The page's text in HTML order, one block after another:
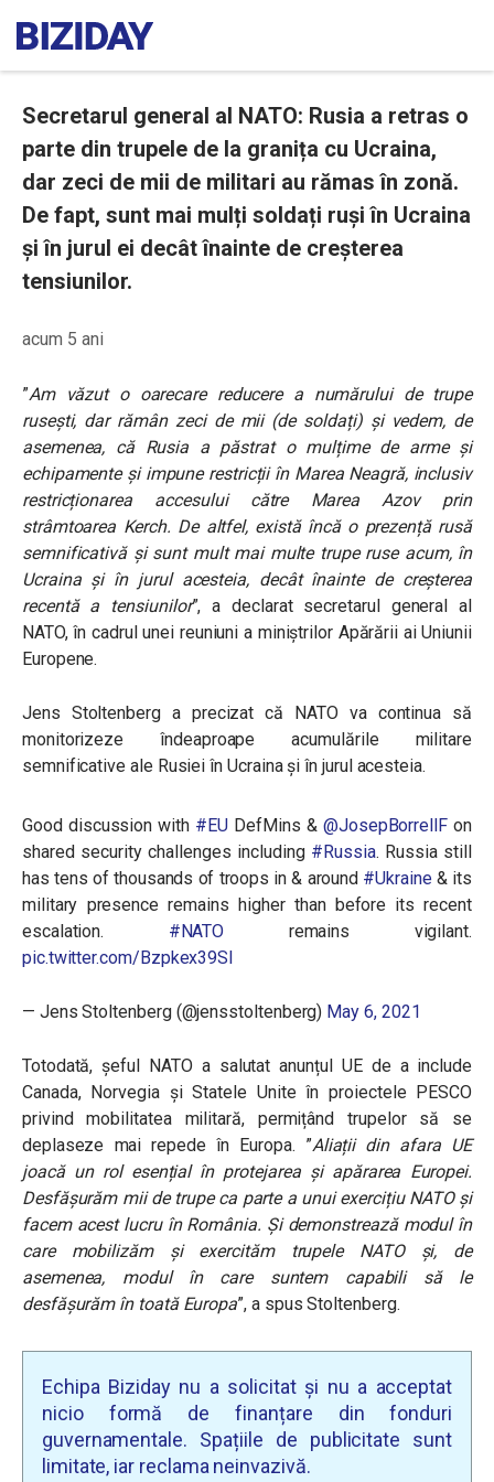
Secretarul general al NATO: Rusia a retras o
parte din trupele de la granița cu Ucraina,
dar zeci de mii de militari au rămas în zonă.
De fapt, sunt mai mulți soldați ruși în Ucraina
și în jurul ei decât înainte de creșterea
tensiunilor.
acum 5 ani
”Am văzut o oarecare reducere a numărului de trupe
rusești, dar rămân zeci de mii (de soldați) și vedem, de
asemenea, că Rusia a păstrat o mulțime de arme și
echipamente și impune restricții în Marea Neagră, inclusiv
restricționarea accesului către Marea Azov prin
strâmtoarea Kerch. De altfel, există încă o prezență rusă
semnificativă și sunt mult mai multe trupe ruse acum, în
Ucraina și în jurul acesteia, decât înainte de creșterea
recentă a tensiunilor”, a declarat secretarul general al
NATO, în cadrul unei reuniuni a miniștrilor Apărării ai Uniunii
Europene.
Jens Stoltenberg a precizat că NATO va continua să
monitorizeze îndeaproape acumulările militare
semnificative ale Rusiei în Ucraina și în jurul acesteia.
Good discussion with #EU DefMins & @JosepBorrellFon
shared security challenges including #Russia. Russia still
has tens of thousands of troops in & around #Ukraine& its
military presence remains higher than before its recent
escalation. #NATO remains vigilant.
pic.twitter.com/Bzpkex39SI
— Jens Stoltenberg (@jensstoltenberg) May 6, 2021
Totodată, șeful NATO a salutat anunțul UE de a include
Canada, Norvegia și Statele Unite în proiectele PESCO
privind mobilitatea militară, permițând trupelor să se
deplaseze mai repede în Europa. ”Aliații din afara UE
joacă un rol esențial în protejarea și apărarea Europei.
Desfășurăm mii de trupe ca parte a unui exercițiu NATO și
facem acest lucru în România. Și demonstrează modul în
care mobilizăm și exercităm trupele NATO și, de
asemenea, modul în care suntem capabili să le
desfășurăm în toată Europa”, a spus Stoltenberg.
Echipa Biziday nu a solicitat și nu a acceptat
nicio formă de finanțare din fonduri
guvernamentale. Spațiile de publicitate sunt
limitate, iar reclama neinvazivă.